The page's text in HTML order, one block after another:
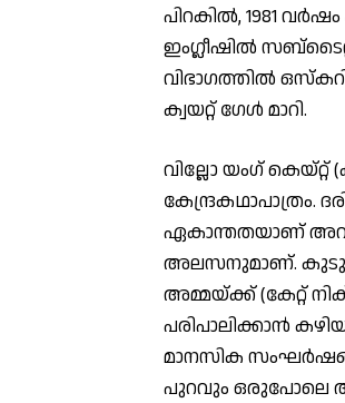
പിറകില്‍, 1981
ഇംഗ്ലീഷില്‍
വിഭാഗത്തില്‍
ക്വയറ്റ് ഗേള്‍ മാറി.
വില്ലോ യംഗ്
ഏകാന്തതയാണ്
അലസനുമാണ്.
അമ്മയ്ക്ക് (കേറ്റ്
പരിപാലിക്കാന്‍
മാനസിക
പുറവും ഒരുപോലെ